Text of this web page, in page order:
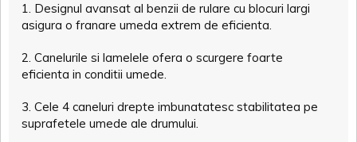
1. Designul avansat al benzii de rulare cu blocuri largi
asigura o franare umeda extrem de eficienta.
2. Canelurile si lamelele ofera o scurgere foarte
eficienta in conditii umede.
3. Cele 4 caneluri drepte imbunatatesc stabilitatea pe
suprafetele umede ale drumului.